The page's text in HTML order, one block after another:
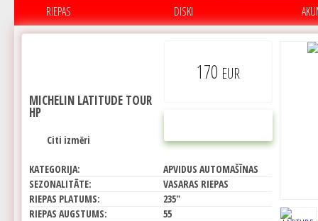
RIEPAS DISKI
170 EUR
MICHELIN LATITUDE TOUR
HP
Citi izmēri
KATEGORIJA:
APVIDUS AUTOMAŠĪNAS
SEZONALITĀTE:
VASARAS RIEPAS
RIEPAS PLATUMS:
235"
RIEPAS AUGSTUMS:
55